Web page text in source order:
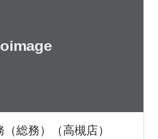
総務）（高槻店）